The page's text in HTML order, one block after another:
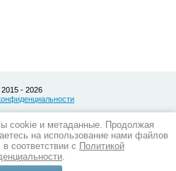
- 2026
в сети:
cookie и метаданные. Продолжая
на использование нами файлов
соответствии с Политикой
.